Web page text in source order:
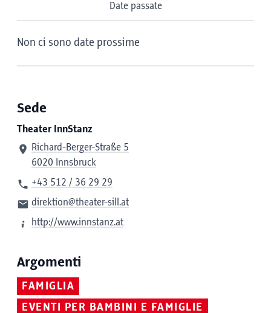
Date passate
Non ci sono date prossime
Sede
Theater InnStanz
Richard-Berger-Straße 5
6020 Innsbruck
+43 512 / 36 29 29
direktion@theater-sill.at
http://www.innstanz.at
Argomenti
FAMIGLIA
EVENTI PER BAMBINI E FAMIGLIE